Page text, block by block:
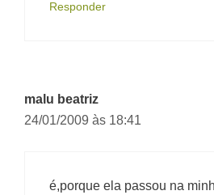
Responder
malu beatriz
24/01/2009 às 18:41
é,porque ela passou na